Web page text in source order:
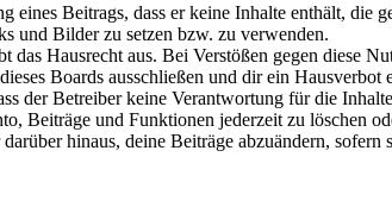
eines Beitrags, dass er keine Inhalte enthält, die
und Bilder zu setzen bzw. zu verwenden.
das Hausrecht aus. Bei Verstößen gegen diese
Boards ausschließen und dir ein Hausverbot
der Betreiber keine Verantwortung für die
Beiträge und Funktionen jederzeit zu löschen
hinaus, deine Beiträge abzuändern,